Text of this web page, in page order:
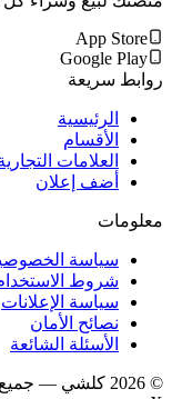
App Store
Google Play
روابط سريعة
الرئيسية
الأقسام
العلامات
أضف إعلان
معلومات
سياسة
شروط
سياسة الإعلانات
نصائح الأمان
الأسئلة الشائعة
©
2026 كلشي —